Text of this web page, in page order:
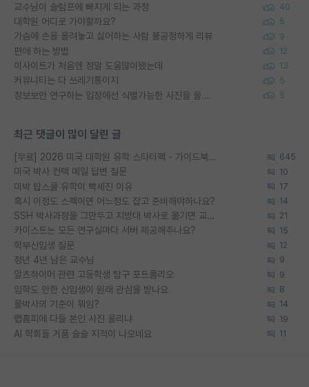
교수님이 슬럼프에 빠지게 되는 과정 40
대학원 어디로 가야할까요? 5
가슴에 손을 올려놓고 싫어하는 사람 불공정하게 리뷰 9
편애 하는 방법 12
이사이트가 처음엔 정말 도움많이됐는데 13
커뮤니티는 다 쓰레기통이지 5
정보보안 연구하는 입장에선 식별가능한 사진을 올리는건 비추이긴함 5
최근 댓글이 많이 달린 글
[무료] 2026 미국 대학원 유학 스타터팩 - 가이드북 & 합격자 컨택메일 템플릿 645
미국 박사 컨택 메일 답변 질문 10
미박 탑스쿨 유학이 빡세진 이유 17
혹시 이정도 스펙이면 어느정도 잡고 준비해야하나요? 14
SSH 박사과정을 그만두고 지방대 박사로 옮기면 교수의 꿈은 끝일까요? 21
카이스트는 모든 연구실마다 서버 제공해주나요? 15
학부신입생 질문 12
정년 4년 남은 교수님 9
알츠하이머 관련 고등학생 탐구 포트폴리오 9
입학도 안한 신입생이 원래 관심을 받나요 8
물박사의 기준이 뭐임? 14
랩홈피에 다들 본인 사진 올리냐 19
AI 학회들 거품 슬슬 지적이 나오네요 11